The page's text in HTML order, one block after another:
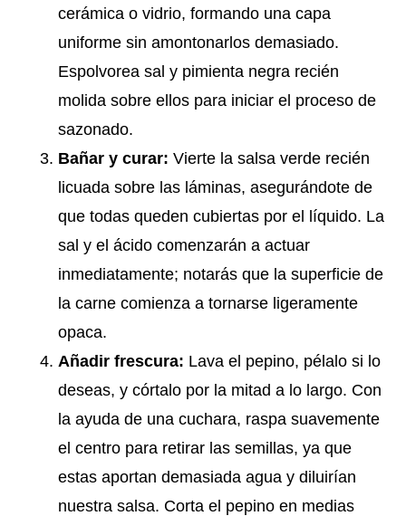
cerámica o vidrio, formando una capa
uniforme sin amontonarlos demasiado.
Espolvorea sal y pimienta negra recién
molida sobre ellos para iniciar el proceso de
sazonado.
Bañar y curar: Vierte la salsa verde recién
licuada sobre las láminas, asegurándote de
que todas queden cubiertas por el líquido. La
sal y el ácido comenzarán a actuar
inmediatamente; notarás que la superficie de
la carne comienza a tornarse ligeramente
opaca.
Añadir frescura: Lava el pepino, pélalo si lo
deseas, y córtalo por la mitad a lo largo. Con
la ayuda de una cuchara, raspa suavemente
el centro para retirar las semillas, ya que
estas aportan demasiada agua y diluirían
nuestra salsa. Corta el pepino en medias